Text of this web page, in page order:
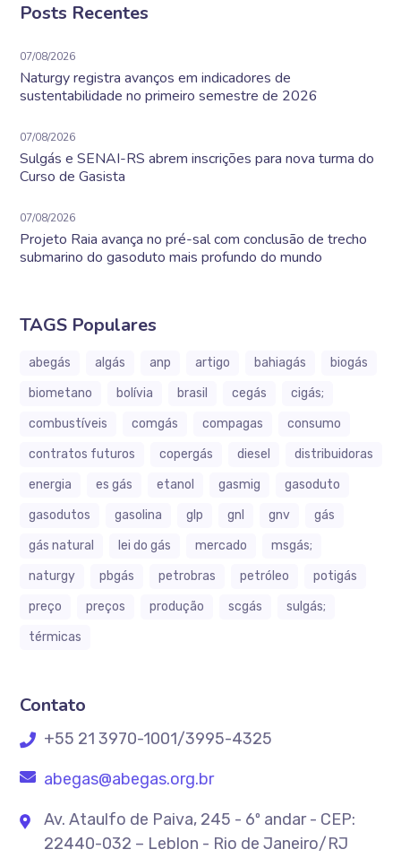
Posts Recentes
07/08/2026
Naturgy registra avanços em indicadores de
sustentabilidade no primeiro semestre de 2026
07/08/2026
Sulgás e SENAI-RS abrem inscrições para nova turma do
Curso de Gasista
07/08/2026
Projeto Raia avança no pré-sal com conclusão de trecho
submarino do gasoduto mais profundo do mundo
TAGS Populares
abegás algás anp artigo bahiagás
biogás
biometano
bolívia brasil cegás
cigás;
combustíveis
comgás compagas
consumo
contratos futuros
copergás diesel
distribuidoras
energia
es gás etanol gasmig
gasoduto
gasodutos
gasolina glp gnl gnv
gás
gás natural
lei do gás mercado
msgás;
naturgy
pbgás petrobras petróleo
potigás
preço
preços produção scgás
sulgás;
térmicas
Contato
+55 21 3970-1001/3995-4325
abegas@abegas.org.br
Av. Ataulfo de Paiva, 245 - 6º andar - CEP:
22440-032 – Leblon - Rio de Janeiro/RJ